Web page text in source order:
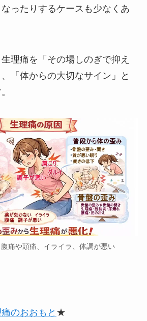
ったりするケースも少なくあ
理痛を「その場しのぎで抑え
「体からの大切なサイン」と
痛や頭痛、イライラ、体調が悪い
のおおもと ★